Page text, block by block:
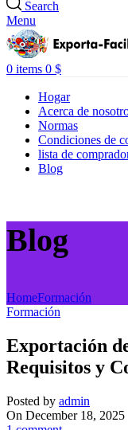
Search
Menu
0 items 0 $
Hogar
Acerca de
Normas
Condiciones de
lista de
Blog
Blog
HomeFormación
Formación
Exportación
Requisitos y
Posted by admin
On December 18, 2025